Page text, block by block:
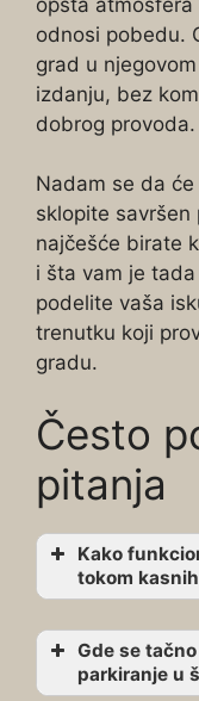
odnosi pobedu.
grad u
izdanju, bez
dobrog provoda.
Nadam se da
sklopite savršen
najčešće birate
i šta vam je
podelite vaša
trenutku koji
gradu.
Često
pitanja
Kako
tokom
Gde se
parkiranje u